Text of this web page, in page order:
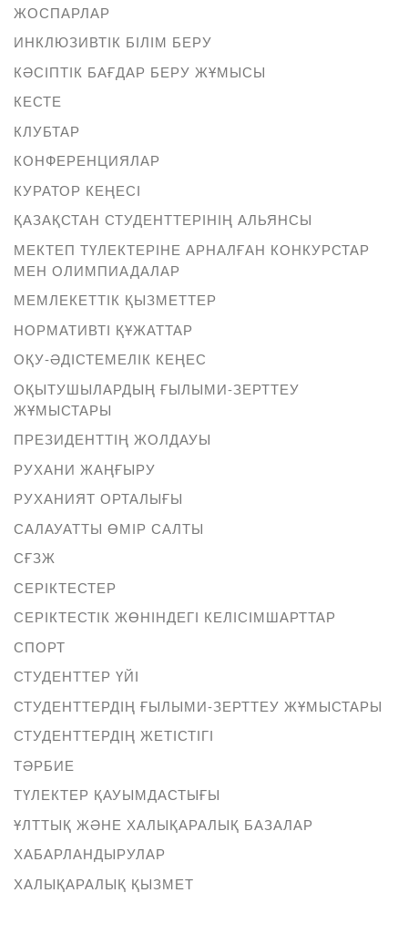
ЖОСПАРЛАР
ИНКЛЮЗИВТІК БІЛІМ БЕРУ
КӘСІПТІК БАҒДАР БЕРУ ЖҰМЫСЫ
КЕСТЕ
КЛУБТАР
КОНФЕРЕНЦИЯЛАР
КУРАТОР КЕҢЕСІ
ҚАЗАҚСТАН СТУДЕНТТЕРІНІҢ АЛЬЯНСЫ
МЕКТЕП ТҮЛЕКТЕРІНЕ АРНАЛҒАН КОНКУРСТАР
МЕН ОЛИМПИАДАЛАР
МЕМЛЕКЕТТІК ҚЫЗМЕТТЕР
НОРМАТИВТІ ҚҰЖАТТАР
ОҚУ-ӘДІСТЕМЕЛІК КЕҢЕС
ОҚЫТУШЫЛАРДЫҢ ҒЫЛЫМИ-ЗЕРТТЕУ
ЖҰМЫСТАРЫ
ПРЕЗИДЕНТТІҢ ЖОЛДАУЫ
РУХАНИ ЖАҢҒЫРУ
РУХАНИЯТ ОРТАЛЫҒЫ
САЛАУАТТЫ ӨМІР САЛТЫ
СҒЗЖ
СЕРІКТЕСТЕР
СЕРІКТЕСТІК ЖӨНІНДЕГІ КЕЛІСІМШАРТТАР
СПОРТ
СТУДЕНТТЕР ҮЙІ
СТУДЕНТТЕРДІҢ ҒЫЛЫМИ-ЗЕРТТЕУ ЖҰМЫСТАРЫ
СТУДЕНТТЕРДІҢ ЖЕТІСТІГІ
ТӘРБИЕ
ТҮЛЕКТЕР ҚАУЫМДАСТЫҒЫ
ҰЛТТЫҚ ЖӘНЕ ХАЛЫҚАРАЛЫҚ БАЗАЛАР
ХАБАРЛАНДЫРУЛАР
ХАЛЫҚАРАЛЫҚ ҚЫЗМЕТ